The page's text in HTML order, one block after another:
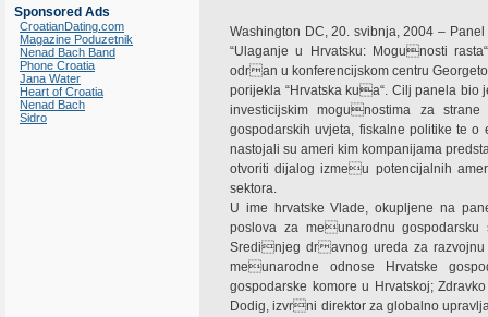
Sponsored Ads
CroatianDating.com
Magazine Poduzetnik
Nenad Bach Band
Phone Croatia
Jana Water
Heart of Croatia
Nenad Bach
Sidro
Washington DC, 20. svibnja, 2004 –
“Ulaganje u Hrvatsku: Mogunosti
odran u konferencijskom centru
porijekla “Hrvatska kua“. Cilj panela
investicijskim mogunostima za
gospodarskih uvjeta, fiskalne politike te o
nastojali su ameri kim kompanijama
otvoriti dijalog izmeu potencijalnih
sektora.
U ime hrvatske Vlade, okupljene na
poslova za meunarodnu
Sredinjeg dravnog ureda za razvojnu
meunarodne odnose Hrvatske
gospodarske komore u Hrvatskoj;
Dodig, izvrni direktor za globalno